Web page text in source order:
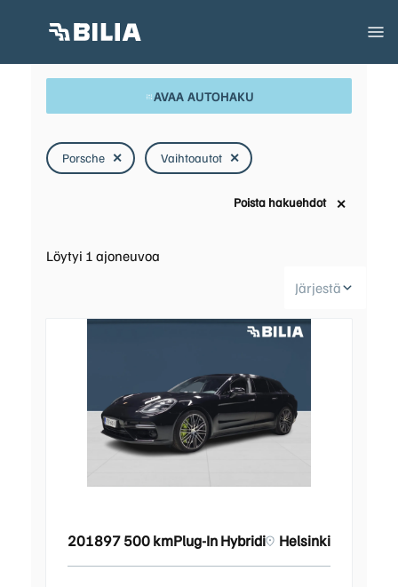
AVAA AUTOHAKU
Löytyi 1 ajoneuvoa
Porsche ✕ Vaihtoautot ✕
Poista hakuehdot ✕
Järjestä
201897 500 kmPlug-In Hybridi Helsinki